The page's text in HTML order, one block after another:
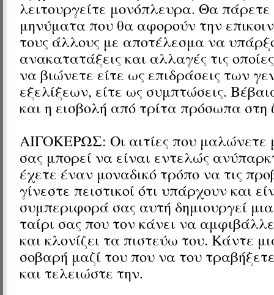
λειτουργείτε μονόπλευρα. Θα
μηνύματα που θα αφορούν την
τους άλλους με αποτέλεσμα να
ανακατατάξεις και αλλαγές τις
να βιώνετε είτε ως επιδράσεις των
εξελίξεων, είτε ως συμπτώσεις.
και η εισβολή από τρίτα πρόσωπα στη
ΑΙΓΟΚΕΡΩΣ: Οι αιτίες που μαλώνετε
σας μπορεί να είναι εντελώς
έχετε έναν μοναδικό τρόπο να τις
γίνεστε πειστικοί ότι υπάρχουν και
συμπεριφορά σας αυτή δημιουργεί
ταίρι σας που τον κάνει να
και κλονίζει τα πιστεύω του. Κάντε
σοβαρή μαζί του που να του
και τελειώστε την.